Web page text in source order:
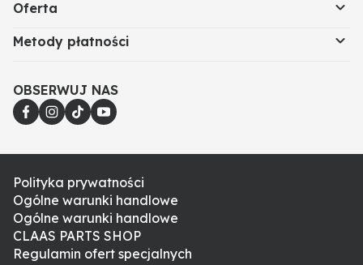
Oferta
Metody płatności
OBSERWUJ NAS
Polityka prywatności
Ogólne warunki handlowe
Ogólne warunki handlowe
CLAAS PARTS SHOP
Regulamin ofert specjalnych